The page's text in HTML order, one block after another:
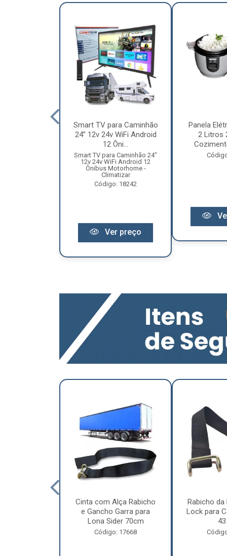
Smart TV para Caminhão
24” 12v 24v WiFi Android
12 Ôni...
Smart TV para Caminhão 24"
12v 24v WiFi Android 12
Ônibus Motorhome -
Climatizar
Código: 18242
Ver preço
Panela
2 Litros
Cinta com Alça Rabicho
e Gancho Garra para
Lona Sider 70cm
Código: 17668
Rabicho da
Lock para